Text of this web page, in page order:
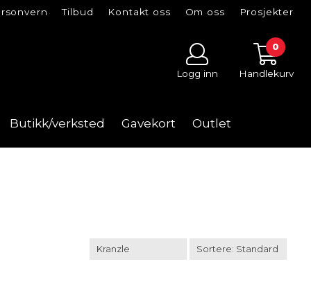
Tilbud Kontakt oss Om oss Prosjekter
Logg inn
0
Handlekurv
Butikk/verksted Gavekort Outlet